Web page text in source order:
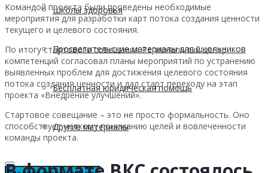
Школы здоровья
Просветительские материалы для школьников
Бесплатная юридическая помощь
Другие материалы
Командой проекта были проведены необходимые
мероприятия для разработки карт потока создания ценности
текущего и целевого состояния.
По итогу стартового совещания Региональный центр
компетенций согласовал планы мероприятий по устранению
выявленных проблем для достижения целевого состояния
потока создания ценности и дал старт переходу на этап
проекта «Внедрение улучшений».
Стартовое совещание – это не просто формальность. Оно
способствует четкому пониманию целей и вовлеченности
команды проекта.